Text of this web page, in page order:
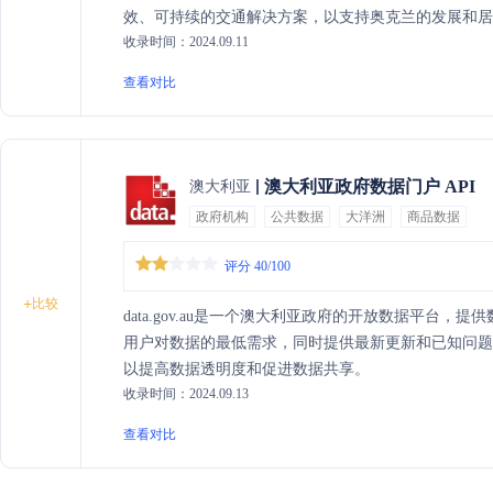
效、可持续的交通解决方案，以支持奥克兰的发展和
新和客户服务。主要服务包括交通规划、基础设施建
收录时间：2024.09.11
查看对比
+比较
澳大利亚 澳大利亚政府数据门户 API
政府机构 公共数据 大洋洲 商品数据
评分 40/100
data.gov.au是一个澳大利亚政府的开放数据平台，提
用户对数据的最低需求，同时提供最新更新和已知问
以提高数据透明度和促进数据共享。
收录时间：2024.09.13
查看对比